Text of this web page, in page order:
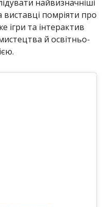
найвизначніші
виставці помріяти про
ігри та інтерактив
й освітньо-